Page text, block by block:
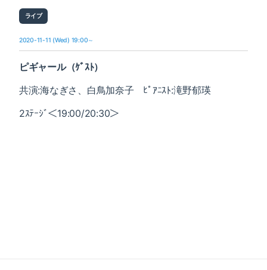
ライブ
2020-11-11 (Wed) 19:00～
ピギャール（ｹﾞｽﾄ）
共演:海なぎさ、白鳥加奈子 ﾋﾟｱﾆｽﾄ:滝野郁瑛
2ｽﾃｰｼﾞ＜19:00/20:30＞